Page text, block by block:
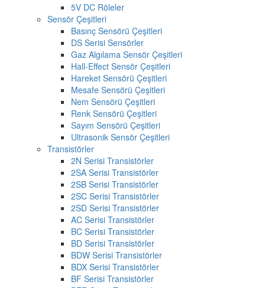
5V DC Röleler
Sensör Çeşitleri
Basınç Sensörü Çeşitleri
DS Serisi Sensörler
Gaz Algılama Sensör Çeşitleri
Hall-Effect Sensör Çeşitleri
Hareket Sensörü Çeşitleri
Mesafe Sensörü Çeşitleri
Nem Sensörü Çeşitleri
Renk Sensörü Çeşitleri
Sayım Sensörü Çeşitleri
Ultrasonik Sensör Çeşitleri
Transistörler
2N Serisi Transistörler
2SA Serisi Transistörler
2SB Serisi Transistörler
2SC Serisi Transistörler
2SD Serisi Transistörler
AC Serisi Transistörler
BC Serisi Transistörler
BD Serisi Transistörler
BDW Serisi Transistörler
BDX Serisi Transistörler
BF Serisi Transistörler